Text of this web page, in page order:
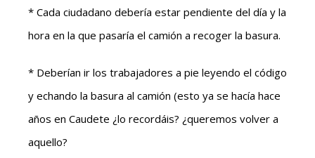
* Cada ciudadano debería estar pendiente del día y la
hora en la que pasaría el camión a recoger la basura.
* Deberían ir los trabajadores a pie leyendo el código
y echando la basura al camión (esto ya se hacía hace
años en Caudete ¿lo recordáis? ¿queremos volver a
aquello?